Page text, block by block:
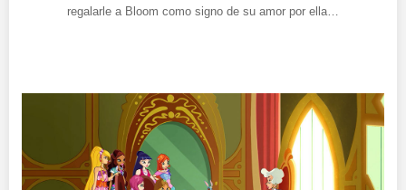
regalarle a Bloom como signo de su amor por ella…